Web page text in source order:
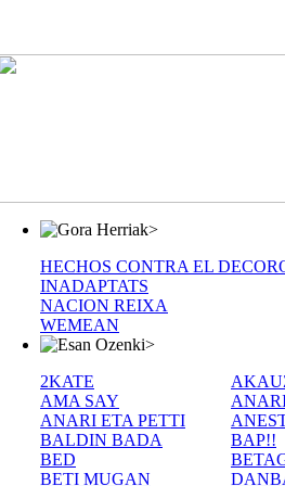
>
HECHOS CONTRA EL
INADAPTATS
NACION REIXA
WEMEAN
>
2KATE
AMA SAY
ANARI ETA PETTI
BALDIN BADA
BAP!!
BED
BETI MUGAN